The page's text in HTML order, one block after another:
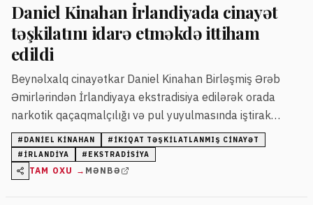
Daniel Kinahan İrlandiyada cinayət
təşkilatını idarə etməkdə ittiham
edildi
Beynəlxalq cinayətkar Daniel Kinahan Birləşmiş Ərəb
Əmirlərindən İrlandiyaya ekstradisiya edilərək orada
narkotik qaçaqmalçılığı və pul yuyulmasında iştirak
etməkdə ittiham olunub.
# DANIEL KINAHAN # IKIQAT TƏŞKILATLANMIŞ CINAYƏT
# İRLANDIYA # EKSTRADISIYA
TAM OXU → MƏNBƏ